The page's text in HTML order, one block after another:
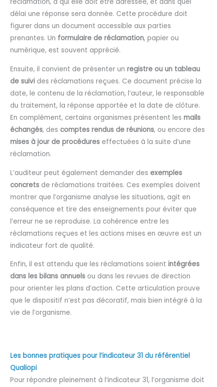
réclamation, à qui elle doit être adressée, et dans quel
délai une réponse sera donnée. Cette procédure doit
figurer dans un document accessible aux parties
prenantes. Un formulaire de réclamation, papier ou
numérique, est souvent apprécié.
Ensuite, il convient de présenter unregistre ou un tableau
de suivi des réclamations reçues. Ce document précise la
date, le contenu de la réclamation, l’auteur, le responsable
du traitement, la réponse apportée et la date de clôture.
En complément, certains organismes présentent lesmails
échangés, descomptes rendus de réunions, ou encore des
mises à jour de procédures effectuées à la suite d’une
réclamation.
L’auditeur peut également demander desexemples
concrets de réclamations traitées. Ces exemples doivent
montrer que l’organisme analyse les situations, agit en
conséquence et tire des enseignements pour éviter que
l’erreur ne se reproduise. La cohérence entre les
réclamations reçues et les actions mises en œuvre est un
indicateur fort de qualité.
Enfin, il est attendu que les réclamations soientintégrées
dans les bilans annuels ou dans les revues de direction
pour orienter les plans d’action. Cette articulation prouve
que le dispositif n’est pas décoratif, mais bien intégré à la
vie de l’organisme.
Les bonnes pratiques pour l’indicateur 31 du référentiel
Qualiopi
Pour répondre pleinement à l’indicateur 31, l’organisme doit